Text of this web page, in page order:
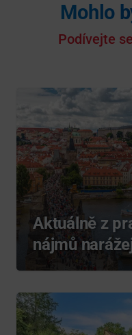
Mohlo
Podívejte
Aktuálně z
nájmů